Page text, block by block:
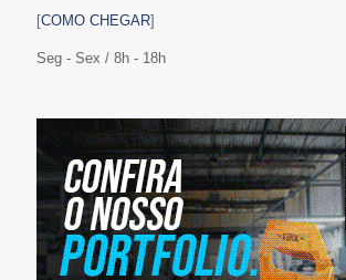
[COMO CHEGAR]
Seg - Sex / 8h - 18h